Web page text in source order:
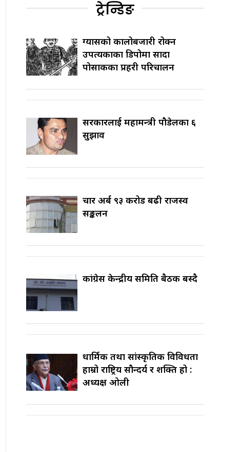
ट्रेन्डिङ
ग्यासको कालोबजारी रोक्न
उपत्यकाका डिपोमा सादा
पोसाकका प्रहरी परिचालन
सरकारलाई महामन्त्री पौडेलका ६
सुझाव
चार अर्ब ९३ करोड बढी राजस्व
सङ्कलन
कांग्रेस केन्द्रीय समिति बैठक बस्दै
धार्मिक तथा सांस्कृतिक विविधता
हाम्रो राष्ट्रिय सौन्दर्य र शक्ति हो :
अध्यक्ष ओली